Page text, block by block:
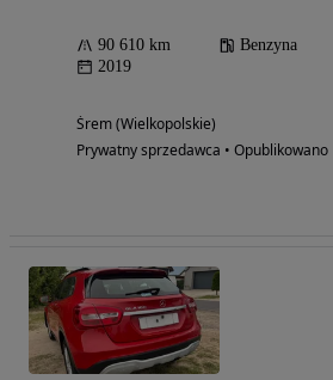
90 610 km Benzyna
2019
Śrem (Wielkopolskie)
Prywatny sprzedawca • Opublikowano